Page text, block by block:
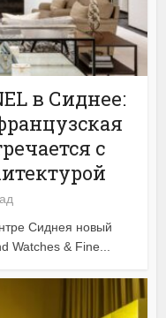
в Сиднее:
с
Сиднея новый
Watches & Fine...